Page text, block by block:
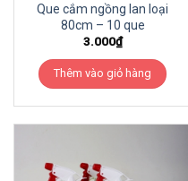
Que cắm ngồng lan loại
80cm – 10 que
3.000₫
Thêm vào giỏ hàng